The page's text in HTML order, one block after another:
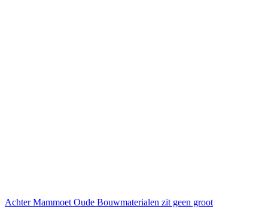
Achter Mammoet Oude Bouwmaterialen zit geen groot